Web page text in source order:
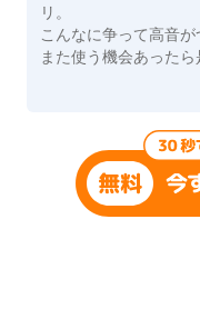
リ。
こんなに争って高音が
また使う機会あったら